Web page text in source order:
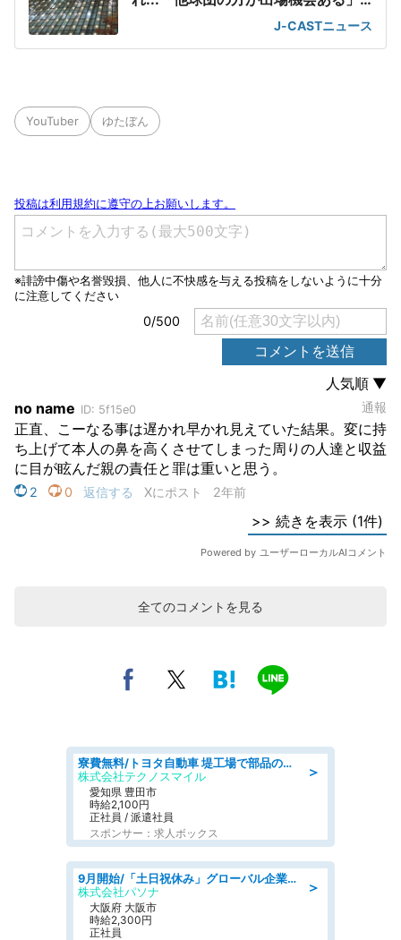
J-CASTニュース
YouTuber ゆたぼん
全てのコメントを見る
＞
寮費無料/トヨタ自動車 堤工場で部品の組立製造/tutumi
株式会社テクノスマイル
愛知県 豊田市
時給2,100円
正社員 / 派遣社員
スポンサー：求人ボックス
＞
9月開始/「土日祝休み」グローバル企業での産業保健のお仕事/保健師/高時給/残業なし/服装自由
株式会社パソナ
大阪府 大阪市
時給2,300円
正社員